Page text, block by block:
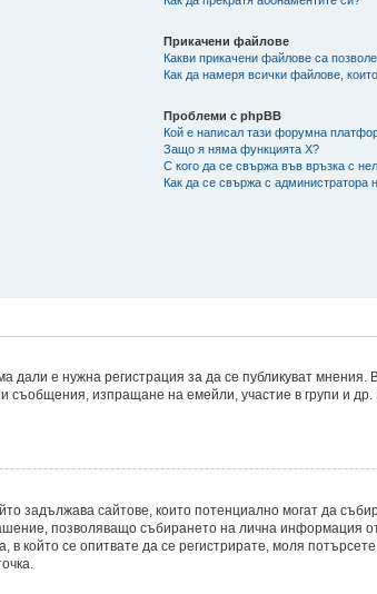
Прикачени файлове
Какви прикачени файлове са
Как да намеря всички файлове,
Проблеми с phpBB
Кой е написал тази форумна
Защо я няма функцията X?
С кого да се свържа във връзка с
Как да се свържа с администратора
е нужна регистрация за да се публикуват
съобщения, изпращане на емейли, участие в групи и
задължава сайтове, които потенциално могат да
позволяващо събирането на лична информация
в който се опитвате да се регистрирате, моля